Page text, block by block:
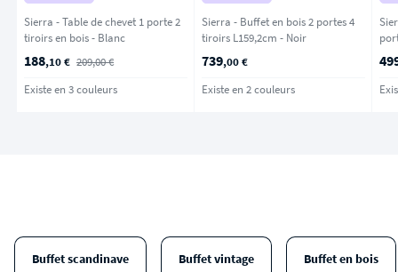
Sierra - Table de chevet 1 porte 2
tiroirs en bois - Blanc
188,10 € 209,00 €
Existe en 3 couleurs
Sierra - Buffet en bois 2 portes 4
tiroirs L159,2cm - Noir
739,00 €
Existe en 2 couleurs
Buffet scandinave Buffet vintage Buffet en bois